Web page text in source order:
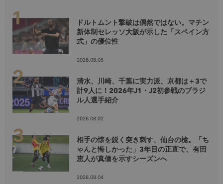
ドルトムント撃破は偶然ではない。マチン
新体制セレッソ大阪が示した「スペイン方
式」の優位性
2026.08.05
清水、川崎、千葉に実力派、京都は＋3で
計9人に！2026年J1・J2初参戦のブラジ
ル人選手紹介
2026.08.02
相手の懐を鋭く突き刺す、仙台の槍。「ち
ゃんと悔しかった」3年目の正直で、有田
恵人が真価を示すシーズンへ
2026.08.04